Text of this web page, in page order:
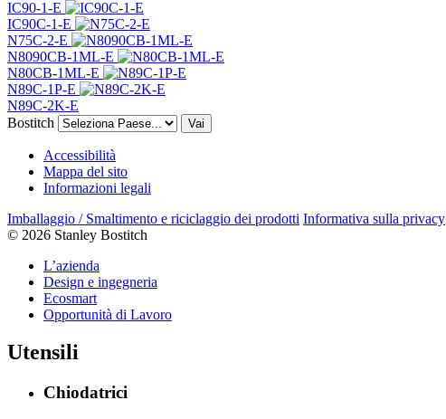
IC90-1-E
IC90C-1-E
N75C-2-E
N8090CB-1ML-E
N80CB-1ML-E
N89C-1P-E
N89C-2K-E
Bostitch
Vai
Accessibilità
Mappa del sito
Informazioni legali
Imballaggio / Smaltimento e riciclaggio dei prodotti Informativa sulla privacy
© 2026 Stanley Bostitch
L’azienda
Design e ingegneria
Ecosmart
Opportunità di Lavoro
Utensili
Chiodatrici